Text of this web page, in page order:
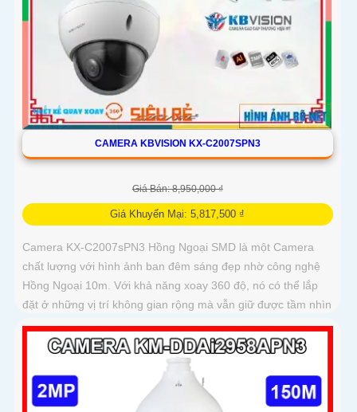
CAMERA KBVISION KX-C2007SPN3
Giá Bán: 8,950,000 ₫
Giá Khuyến Mại: 5,817,500 ₫
Camera KX-C2007sPN3 Hồng Ngoại SMD là một Camera
chất lượng với hình ảnh ban đêm sáng đẹp nhờ công nghệ
Hồng Ngoại 10m. Với khả năng xoay 360 độ, nó có thể lắp
đặt ở những vị trí không gian rộng mà vẫn giữ được tầm nhìn
rõ ràng